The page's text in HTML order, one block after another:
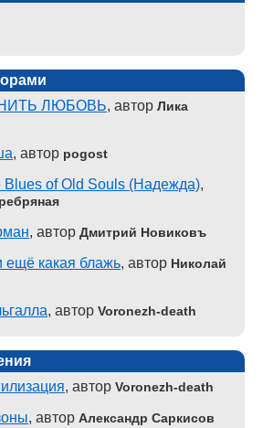
ЛЮБОВЬ, автор Лика
, автор pogost
Blues of Old Souls (Надежда),
, автор Дмитрий Новиковъ
ещё какая блажь, автор Николай
, автор Voronezh-death
, автор Voronezh-death
, автор Александр Саркисов